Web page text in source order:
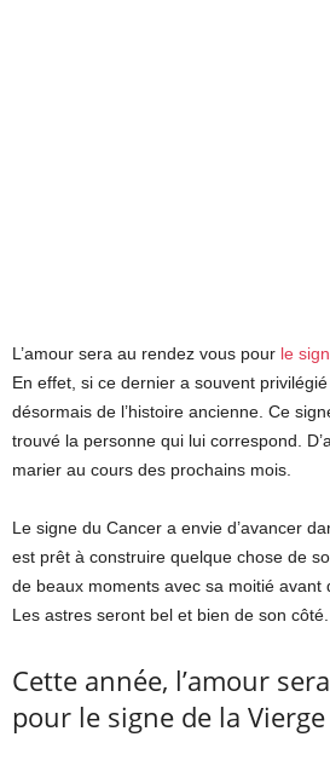
L’amour sera au rendez vous pour le
En effet, si ce dernier a souvent privilégié
désormais de l’histoire ancienne. Ce
trouvé la personne qui lui correspond.
marier au cours des prochains mois.
Le signe du Cancer a envie d’avancer
est prêt à construire quelque chose de
de beaux moments avec sa moitié avant
Les astres seront bel et bien de son côté.
Cette année, l’amour
pour le signe de la Vierge